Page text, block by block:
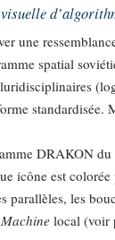
une
spatial
DRAKON
icône est
parallèles, les
local (voir